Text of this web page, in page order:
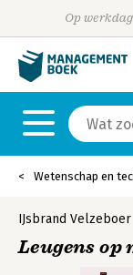
Op
Wetenschap en
IJsbrand Velzeboer
Leugens